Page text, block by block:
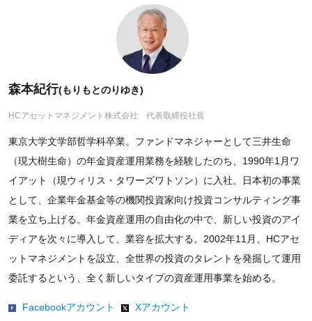
森本紀行(もりもとのりゆき)
HCアセットマネジメント株式会社 代表取締役社長
東京大学文学部哲学科卒業。ファンドマネジャーとして三井生命
（現大樹生命）の年金資産運用業務を経験したのち、1990年1月ワ
イアット（現ウィリス・タワーズワトソン）に入社。日本初の事業
として、企業年金基金等の機関投資家向け投資コンサルティング事
業を立ち上げる。年金資産運用の自由化の中で、新しい投資のアイ
ディアを次々に導入して、業容を拡大する。2002年11月、HCアセ
ットマネジメントを設立、全世界の投資のタレントを発掘して運用
委託するという、全く新しいタイプの資産運用事業を始める。
Facebookアカウント Xアカウント